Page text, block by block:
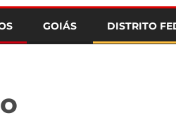
GOIÁS DISTRITO